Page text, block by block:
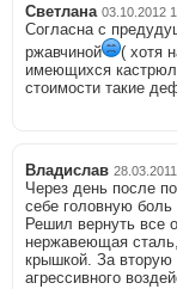
Светлана 03.10.2012
Согласна с
ржавчиной
( хотя
имеющихся
стоимости такие
Владислав
Через день после
себе головную боль
Решил вернуть все
нержавеющая
крышкой. За вторую
агрессивного